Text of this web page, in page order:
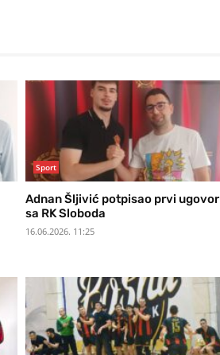
Sport
Adnan Šljivić potpisao prvi ugovor
sa RK Sloboda
16.06.2026. 11:25